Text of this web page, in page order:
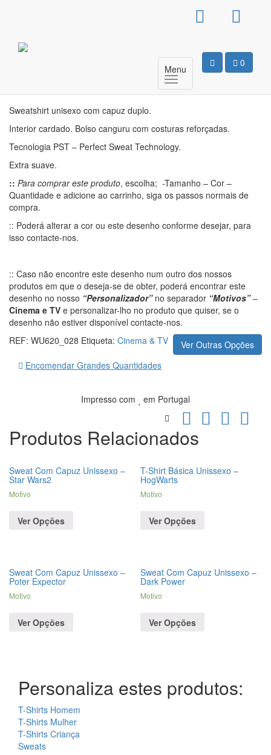
0
Menu
Sweat Com Capuz
Unissexo – Hogwarts
Sweatshirt unisexo com capuz duplo.
Interior cardado. Bolso canguru com costuras reforçadas.
Tecnologia PST – Perfect Sweat Technology.
Extra suave.
:: Para comprar este produto, escolha; -Tamanho – Cor –
Quantidade e adicione ao carrinho, siga os passos normais de
compra.
:: Poderá alterar a cor ou este desenho conforme desejar, para
isso contacte-nos.
:: Caso não encontre este desenho num outro dos nossos
produtos em que o deseja-se de obter, poderá encontrar este
desenho no nosso “Personalizador” no separador “Motivos” –
Cinema e TV e personalizar-lho no produto que quiser, se o
desenho não estiver disponível contacte-nos.
Ver Outras Opções
REF: WU620_028 Etiqueta: Cinema & TV
Encomendar Grandes Quantidades
Impresso com em Portugal
Produtos Relacionados
Sweat Com Capuz Unissexo –
Star Wars2
Motivo
Ver Opções
T-Shirt Básica Unissexo –
HogWarts
Motivo
Ver Opções
Sweat Com Capuz Unissexo –
Poter Expector
Motivo
Ver Opções
Sweat Com Capuz Unissexo –
Dark Power
Motivo
Ver Opções
Personaliza estes produtos:
T-Shirts Homem
T-Shirts Mulher
T-Shirts Criança
Sweats